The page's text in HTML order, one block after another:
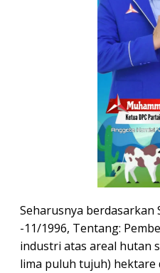
Seharusnya berdasarkan
-11/1996, Tentang:
industri atas areal hutan
lima puluh tujuh)